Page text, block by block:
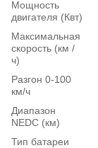
Мощность
двигателя (Квт)
Максимальная
скорость (км /
ч)
Разгон 0-100
км/ч
Диапазон
NEDC (км)
Тип батареи